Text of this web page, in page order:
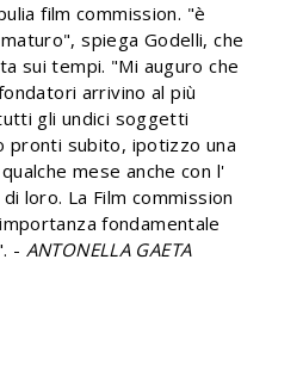
film commission. "è
spiega Godelli, che
sui tempi. "Mi auguro che
arrivino al più
gli undici soggetti
pronti subito, ipotizzo una
mese anche con l'
loro. La Film commission
fondamentale
- ANTONELLA GAETA